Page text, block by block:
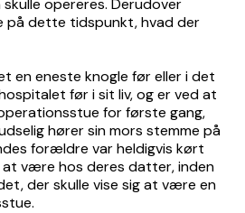
opereres. Derudover
på dette tidspunkt, hvad der
en eneste knogle før eller i det
før i sit liv, og er ved at
for første gang,
hører sin mors stemme på
forældre var heldigvis kørt
være hos deres datter, inden
der skulle vise sig at være en